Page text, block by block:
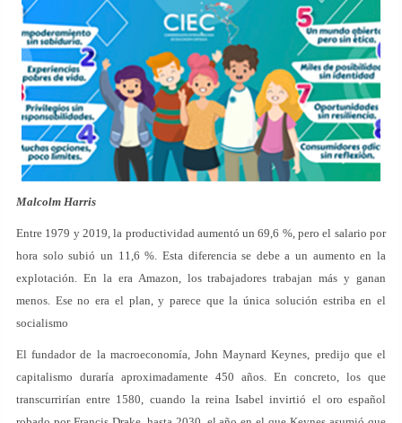
Malcolm Harris
Entre 1979 y 2019, la productividad aumentó un 69,6 %, pero el salario por
hora solo subió un 11,6 %. Esta diferencia se debe a un aumento en la
explotación. En la era Amazon, los trabajadores trabajan más y ganan
menos. Ese no era el plan, y parece que la única solución estriba en el
socialismo
El fundador de la macroeconomía, John Maynard Keynes, predijo que el
capitalismo duraría aproximadamente 450 años. En concreto, los que
transcurrirían entre 1580, cuando la reina Isabel invirtió el oro español